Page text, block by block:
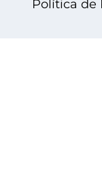
Política de